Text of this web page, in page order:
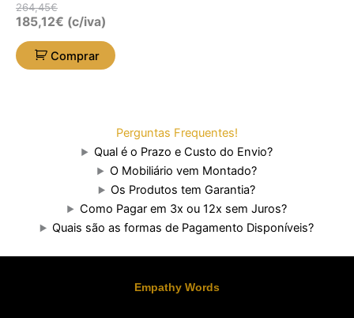
264,45€
185,12€ (c/iva)
Comprar
Perguntas Frequentes!
Qual é o Prazo e Custo do Envio?
O Mobiliário vem Montado?
Os Produtos tem Garantia?
Como Pagar em 3x ou 12x sem Juros?
Quais são as formas de Pagamento Disponíveis?
Empathy Words